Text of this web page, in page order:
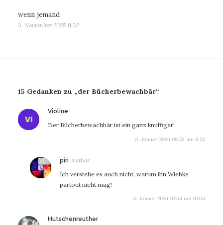
wenn jemand
3. November 2025 11:32
15 Gedanken zu „der Bücherbewachbär“
Violine
Der Bücherbewachbär ist ein ganz knuffiger!
11. Januar 2026 08:53 um 8:53
piri sagt:
Ich verstehe es auch nicht, warum ihn Wiebke
partout nicht mag!
11. Januar 2026 10:03 um 10:03
Hutschenreuthersagt: